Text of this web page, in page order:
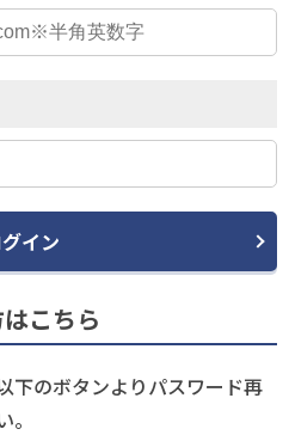
イン
こちら
下のボタンよりパスワード再